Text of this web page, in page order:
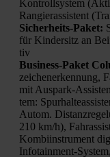
Kon­troll­sys­tem
Ran­gier­as­sis­tent
Sicher­heits-Paket:
für Kin­der­sitz an
tiv
Busi­ness-Paket
zei­chen­er­ken­nung,
mit Aus­park-
tem:
Autom.
210 km/h),
Kom­bi­in­stru­ment
Info­tain­ment-